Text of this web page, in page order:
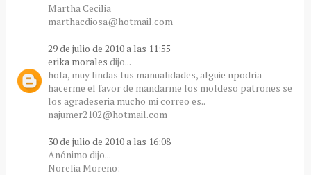
Martha Cecilia
marthacdiosa@hotmail.com
29 de julio de 2010 a las 11:55
erika morales dijo...
hola, muy lindas tus manualidades, alguie npodria
hacerme el favor de mandarme los moldeso patrones se
los agradeseria mucho mi correo es..
najumer2102@hotmail.com
30 de julio de 2010 a las 16:08
Anónimo dijo...
Norelia Moreno: